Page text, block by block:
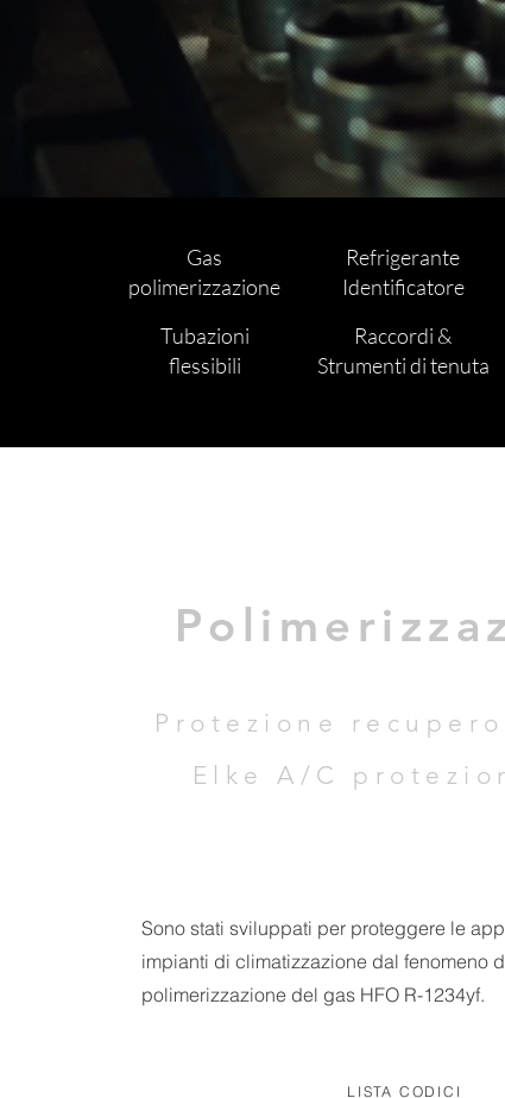
Gas
polimerizzazione
Tubazioni
flessibili
Refrigerante
Identificatore
Raccordi &
Strumenti di tenuta
Protezione
Elke A/C
Sono stati sviluppati per proteggere le
impianti di climatizzazione dal fenomeno
polimerizzazione del gas HFO R-1234yf.
LISTA CODICI